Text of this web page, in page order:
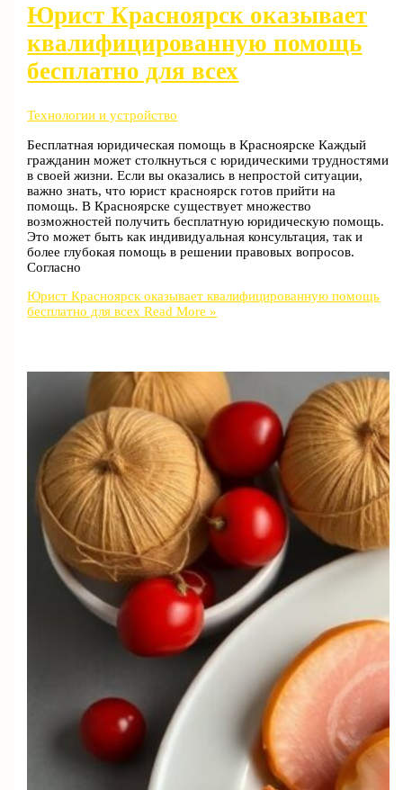
Юрист Красноярск оказывает
квалифицированную помощь
бесплатно для всех
Технологии и устройство
Бесплатная юридическая помощь в Красноярске Каждый
гражданин может столкнуться с юридическими трудностями
в своей жизни. Если вы оказались в непростой ситуации,
важно знать, что юрист красноярск готов прийти на
помощь. В Красноярске существует множество
возможностей получить бесплатную юридическую помощь.
Это может быть как индивидуальная консультация, так и
более глубокая помощь в решении правовых вопросов.
Согласно
Юрист Красноярск оказывает квалифицированную помощь
бесплатно для всех Read More »